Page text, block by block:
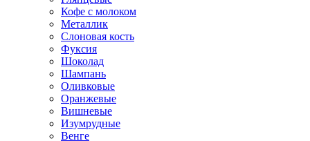
Кофе с молоком
Металлик
Слоновая кость
Фуксия
Шоколад
Шампань
Оливковые
Оранжевые
Вишневые
Изумрудные
Венге